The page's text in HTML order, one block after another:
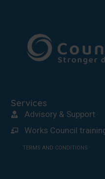
Services
Advisory & Support
Works Council
TERMS AND CONDITIONS